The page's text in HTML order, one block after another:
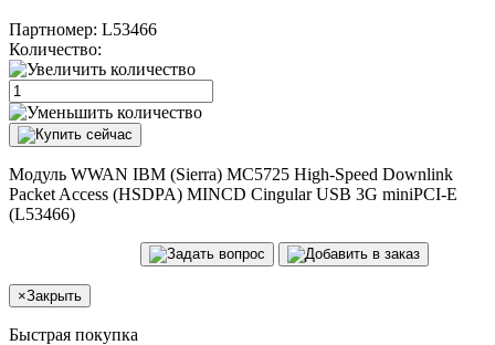
Партномер: L53466
Количество:
Модуль WWAN IBM (Sierra) MC5725 High-Speed Downlink
Packet Access (HSDPA) MINCD Cingular USB 3G miniPCI-E
(L53466)
×Закрыть
Быстрая покупка